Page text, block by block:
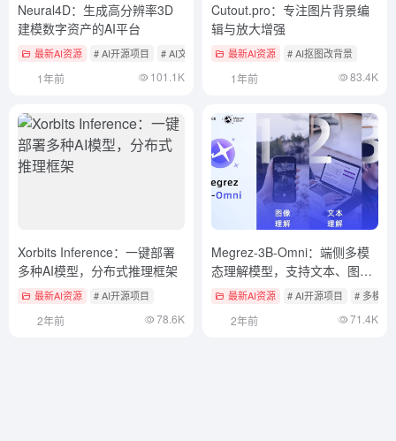
Neural4D：生成高分辨率3D
建模数字资产的AI平台
最新AI资源 # AI开源项目 # AI文本与图片转3D
1年前 101.1K
Cutout.pro：专注图片背景编
辑与放大增强
最新AI资源 # AI抠图改背景
1年前 83.4K
Xorbits Inference：一键部署
多种AI模型，分布式推理框架
最新AI资源 # AI开源项目
2年前 78.6K
Megrez-3B-Omni：端侧多模
态理解模型，支持文本、图
像、音频多模态理解和分析
最新AI资源 # AI开源项目 # 多模态
2年前 71.4K